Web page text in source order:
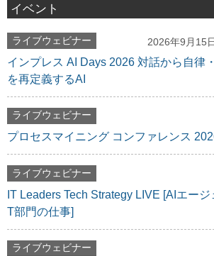
イベント
ライブウェビナー 2026年9月15
インプレス AI Days 2026 対話から自律
を再定義するAI
ライブウェビナー
プロセスマイニング コンファレンス
ライブウェビナー
IT Leaders Tech Strategy LIVE [AIエージ
T部門の仕事]
ライブウェビナー